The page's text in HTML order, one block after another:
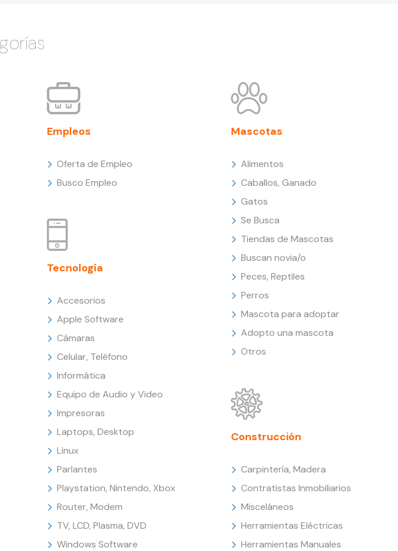
Empleos
Oferta de Empleo
Busco Empleo
Tecnología
Accesorios
Apple Software
Cámaras
Celular, Teléfono
Informática
Equipo de Audio y Video
Impresoras
Laptops, Desktop
Linux
Parlantes
Playstation, Nintendo, Xbox
Router, Modem
TV, LCD, Plasma, DVD
Windows Software
Mascotas
Alimentos
Caballos, Ganado
Gatos
Se Busca
Tiendas de Mascotas
Buscan novia/o
Peces, Reptiles
Perros
Mascota para adoptar
Adopto una mascota
Otros
Construcción
Carpintería, Madera
Contratistas Inmobiliarios
Misceláneos
Herramientas Eléctricas
Herramientas Manuales